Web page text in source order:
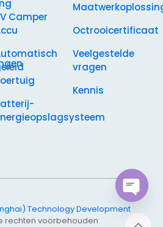
Camper
Octrooicertificaat
Veelgestelde
vragen
Kennis
Technology Development
rechten voorbehouden
chaty